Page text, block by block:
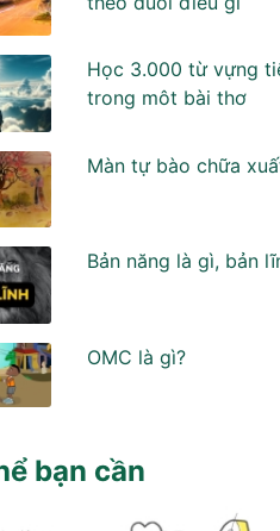
Học 3.000 từ vựng
trong môt bài thơ
Màn tự bào chữa
Bản năng là gì, bản
OMC là gì?
bạn cần